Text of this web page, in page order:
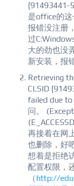
{91493441-
是office的
报错没注册
过
大的劲也没
新安装，报
Retrieving
CLSID
failed due
问。
再接着在网
也删除，好
想着是拒绝
配置权限，
（http://